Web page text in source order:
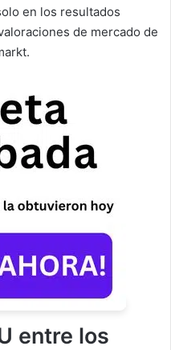
en los resultados
de mercado de
entre los